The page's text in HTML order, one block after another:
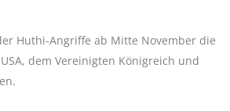
Huthi-Angriffe ab Mitte November die
dem Vereinigten Königreich und